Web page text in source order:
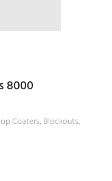
8000
Coaters, Blockouts,